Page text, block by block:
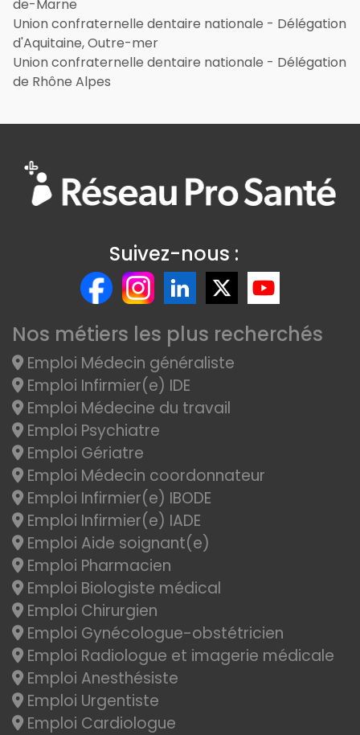
de-Marne
Union confraternelle dentaire nationale - Délégation
d'Aquitaine, Outre-mer
Union confraternelle dentaire nationale - Délégation
de Rhône Alpes
Suivez-nous :
Nos métiers les plus recherchés
Emploi Médecin généraliste
Emploi Infirmier(e) IDE
Emploi Médecine du travail
Emploi Psychiatre
Emploi Gériatre
Emploi Médecin coordonnateur
Emploi Infirmier(e) IBODE
Emploi Infirmier(e) IADE
Emploi Aide soignant(e)
Emploi Pharmacien
Emploi Biologiste médical
Emploi Chirurgien
Emploi Gynécologue-obstétricien
Emploi Radiologue et imagerie médicale
Emploi Anesthésiste
Emploi Urgentiste
Emploi Cardiologue